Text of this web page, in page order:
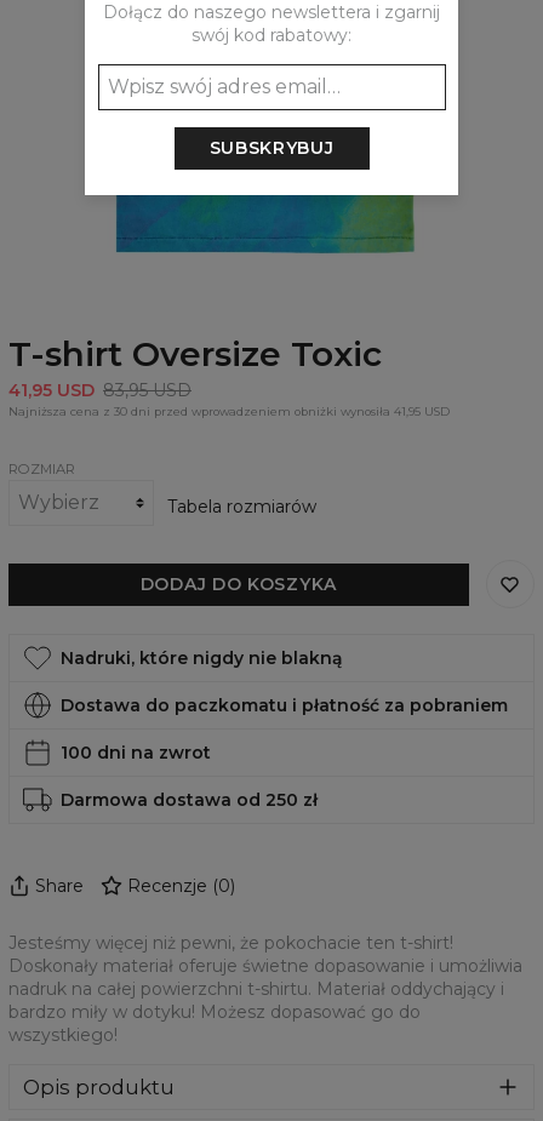
T-shirt Oversize Toxic
41,95 USD 83,95 USD
Najniższa cena z 30 dni przed wprowadzeniem obniżki wynosiła 41,95 USD
ROZMIAR
Tabela rozmiarów
DODAJ DO KOSZYKA
Nadruki, które nigdy nie blakną
Dostawa do paczkomatu i płatność za pobraniem
100 dni na zwrot
Darmowa dostawa od 250 zł
Share Recenzje (0)
Jesteśmy więcej niż pewni, że pokochacie ten t-shirt!
Doskonały materiał oferuje świetne dopasowanie i umożliwia
nadruk na całej powierzchni t-shirtu. Materiał oddychający i
bardzo miły w dotyku! Możesz dopasować go do
wszystkiego!
Opis produktu
Dołącz do naszego newslettera i zgarnij
swój kod rabatowy:
SUBSKRYBUJ